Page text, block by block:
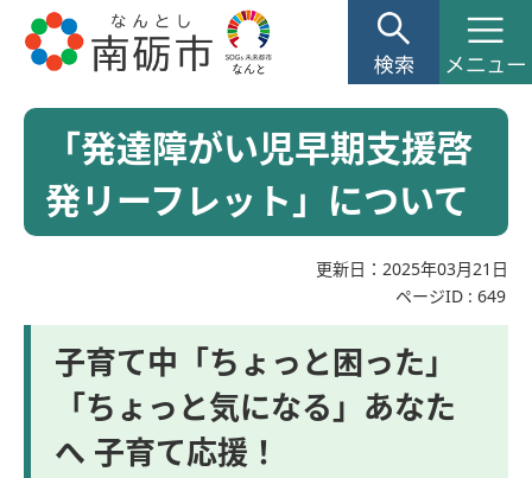
「発達障がい児早期支援啓
発リーフレット」について
更新日：2025年03月21日
ページID : 649
子育て中「ちょっと困った」
「ちょっと気になる」あなた
へ 子育て応援！